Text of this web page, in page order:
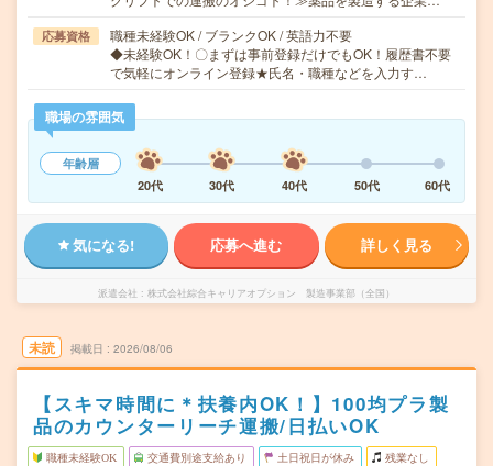
応募資格
職種未経験OK / ブランクOK / 英語力不要
◆未経験OK！〇まずは事前登録だけでもOK！履歴書不要
で気軽にオンライン登録★氏名・職種などを入力す…
職場の雰囲気
年齢層
20代
30代 40代 50代 60代
気になる! 応募へ進む 詳しく見る
派遣会社 株式会社綜合キャリアオプション 製造事業部（全国）
未読 掲載日 2026/08/06
【スキマ時間に＊扶養内OK！】100均プラ製
品のカウンターリーチ運搬/日払いOK
職種未経験OK 交通費別途支給あり 土日祝日が休み 残業なし